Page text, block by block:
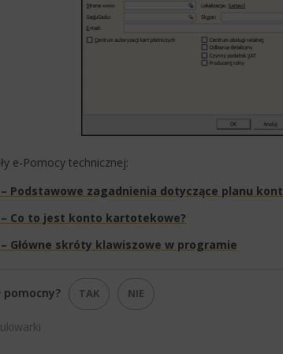
e-Pomocy techni​cznej:
– Podstawowe zagadnienia dotyczące planu kont
– Co to jest konto kartotekowe?
– Główne skróty klawiszowe w programie​
pomocny? TAK NIE